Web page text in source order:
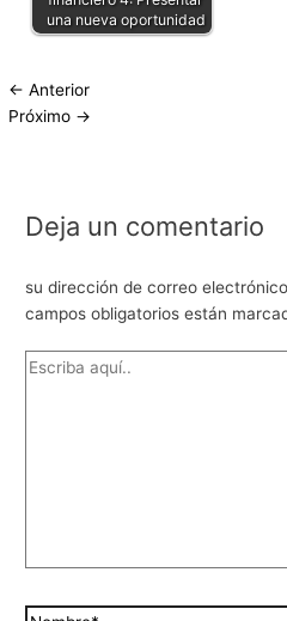
una nueva oportunidad
← Anterior
Próximo →
Deja un comentario
su dirección de correo
campos obligatorios están